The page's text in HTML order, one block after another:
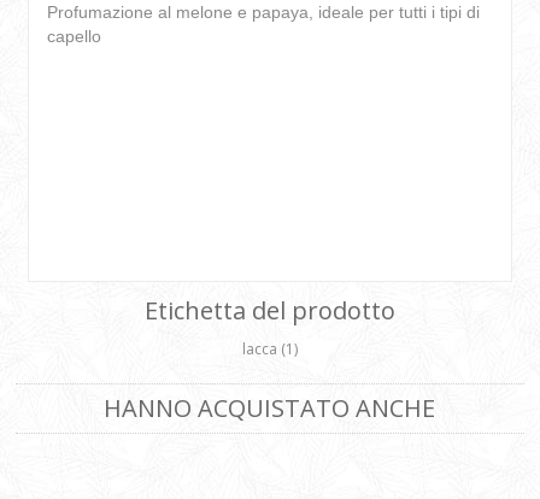
Profumazione al melone e papaya, ideale per tutti i tipi di
capello
Etichetta del prodotto
lacca (1)
HANNO ACQUISTATO ANCHE